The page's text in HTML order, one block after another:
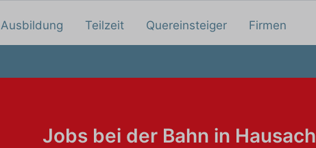
Ausbildung Teilzeit Quereinsteiger Firmen
Jobs bei der Bahn in Hausach